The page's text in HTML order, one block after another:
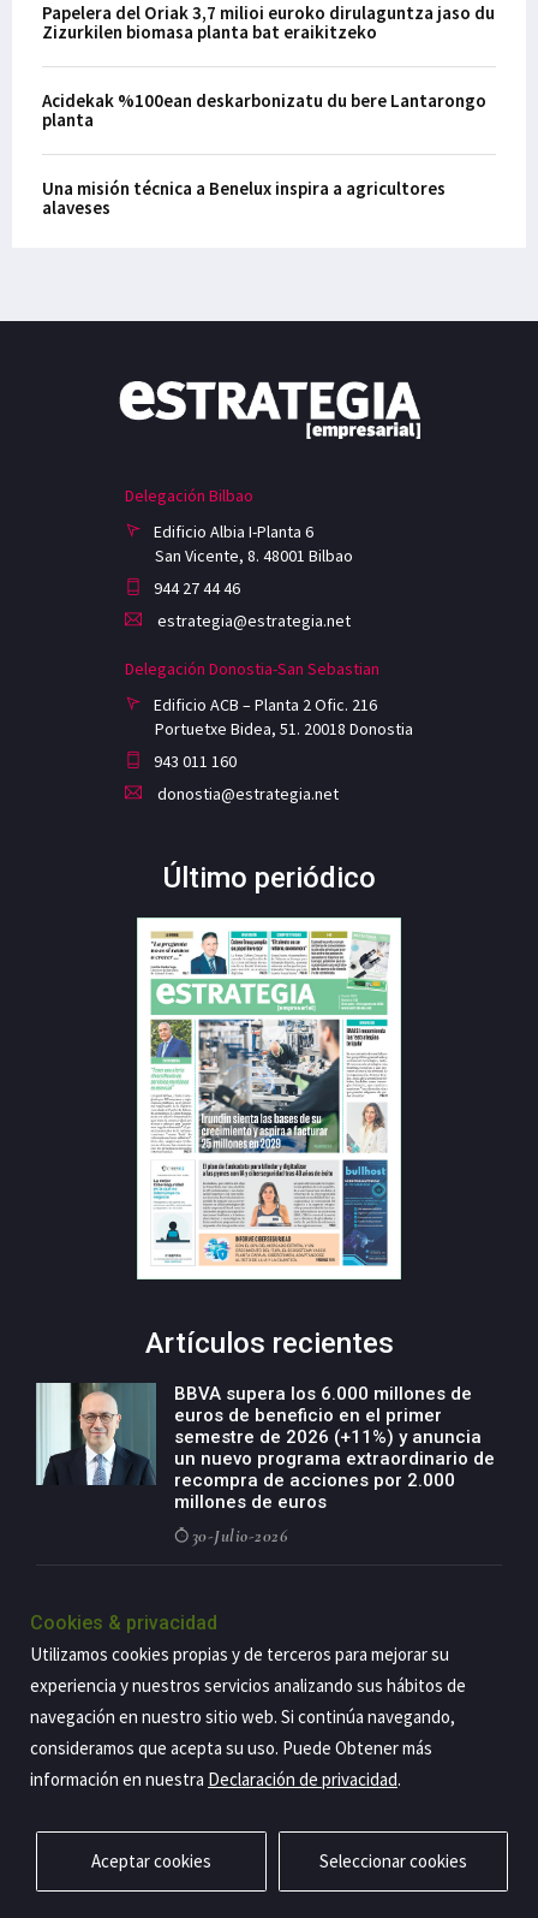
Papelera del Oriak 3,7 milioi euroko dirulaguntza jaso du
Zizurkilen biomasa planta bat eraikitzeko
Acidekak %100ean deskarbonizatu du bere Lantarongo
planta
Una misión técnica a Benelux inspira a agricultores
alaveses
Delegación Bilbao
Edificio Albia I-Planta 6
San Vicente, 8. 48001 Bilbao
944 27 44 46
estrategia@estrategia.net
Delegación Donostia-San Sebastian
Edificio ACB – Planta 2 Ofic. 216
Portuetxe Bidea, 51. 20018 Donostia
943 011 160
donostia@estrategia.net
Último periódico
Artículos recientes
BBVA supera los 6.000 millones de
euros de beneficio en el primer
semestre de 2026 (+11%) y anuncia
un nuevo programa extraordinario de
recompra de acciones por 2.000
millones de euros
30-Julio-2026
negocio agro con un modelo global
países
29-Julio-2026
Privacidad Aviso legal Política de cookies Contacto
Cookies & privacidad
Utilizamos cookies propias y de terceros para mejorar su
experiencia y nuestros servicios analizando sus hábitos de
navegación en nuestro sitio web. Si continúa navegando,
consideramos que acepta su uso. Puede Obtener más
información en nuestra Declaración de privacidad.
Aceptar cookies Seleccionar cookies